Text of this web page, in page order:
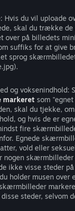
Hvis du vil uploade
skal du trække de
over på billedets
suffiks for at give
sprog
og voksenindhold:
markeret som
skal du tjekke,
og hvis de er
fire
Egnede
vold eller
nogen
ikke visse steder
holder musen over
steder, selvom